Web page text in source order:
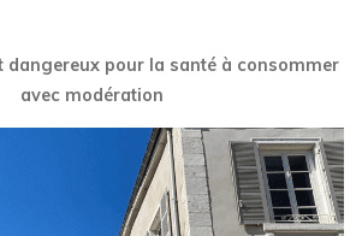
dangereux pour la santé à consommer
avec modération